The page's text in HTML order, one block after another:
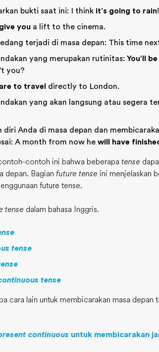
bukti saat ini: I think it's going to rain!
you a lift to the cinema.
terjadi di masa depan: This time
yang merupakan rutinitas: You'll
you?
are to travel directly to London.
yang akan langsung atau segera
diri Anda di masa depan dan
A month from now he will have
contoh ini bahwa beberapa tense
depan. Bagian future tense ini menjelaskan
future tense.
tense dalam bahasa Inggris.
tense
tense
cara lain untuk membicarakan masa depan
continuous untuk membicarakan